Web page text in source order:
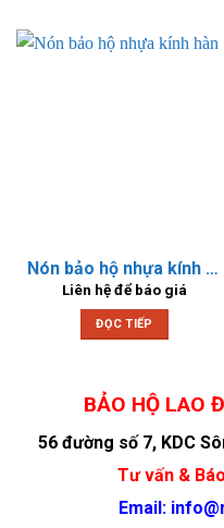
này
được
chọn
trên
phẩm
Nón bảo hộ nhựa kính hàn
Liên hệ để báo giá
ĐỌC TIẾP
Mũ Thùy Dương vàng có núm vặn
BẢO HỘ LAO
56 đường số 7, KDC
Tư vấn &
Email: